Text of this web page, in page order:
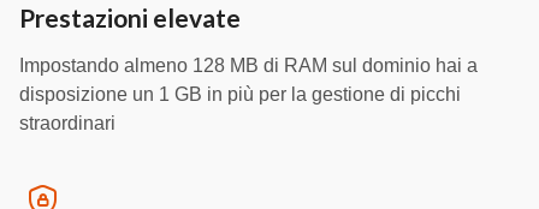
Prestazioni elevate
Impostando almeno 128 MB di RAM sul dominio hai a
disposizione un 1 GB in più per la gestione di picchi
straordinari